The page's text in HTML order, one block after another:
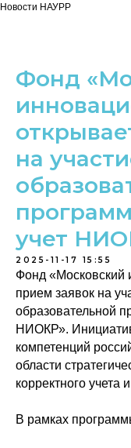
Новости НАУРР
Фонд
на
учет
2025-11-17 15:55
Фонд «Московский
прием заявок на
образовательной
НИОКР».
компетенций
области
корректного учета
В рамках